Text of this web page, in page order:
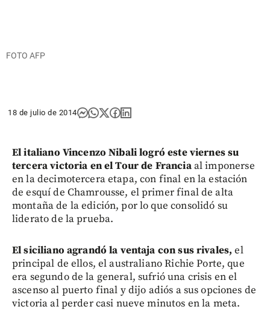
FOTO AFP
18 de julio de 2014
El italiano Vincenzo Nibali logró este viernes su
tercera victoria en el Tour de Franciaal imponerse
en la decimotercera etapa, con final en la estación
de esquí de Chamrousse, el primer final de alta
montaña de la edición, por lo que consolidó su
liderato de la prueba.
El siciliano agrandó la ventaja con sus rivales, el
principal de ellos, el australiano Richie Porte, que
era segundo de la general, sufrió una crisis en el
ascenso al puerto final y dijo adiós a sus opciones de
victoria al perder casi nueve minutos en la meta.